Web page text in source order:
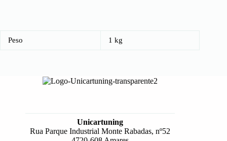
Peso 1 kg
Unicartuning
Rua Parque Industrial Monte Rabadas, nº52